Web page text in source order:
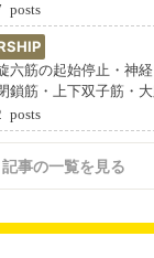
posts
六筋の起始停止・神
鎖筋・上下双子筋・
posts
記事の一覧を見る